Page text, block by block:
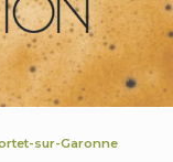
sur-Garonne